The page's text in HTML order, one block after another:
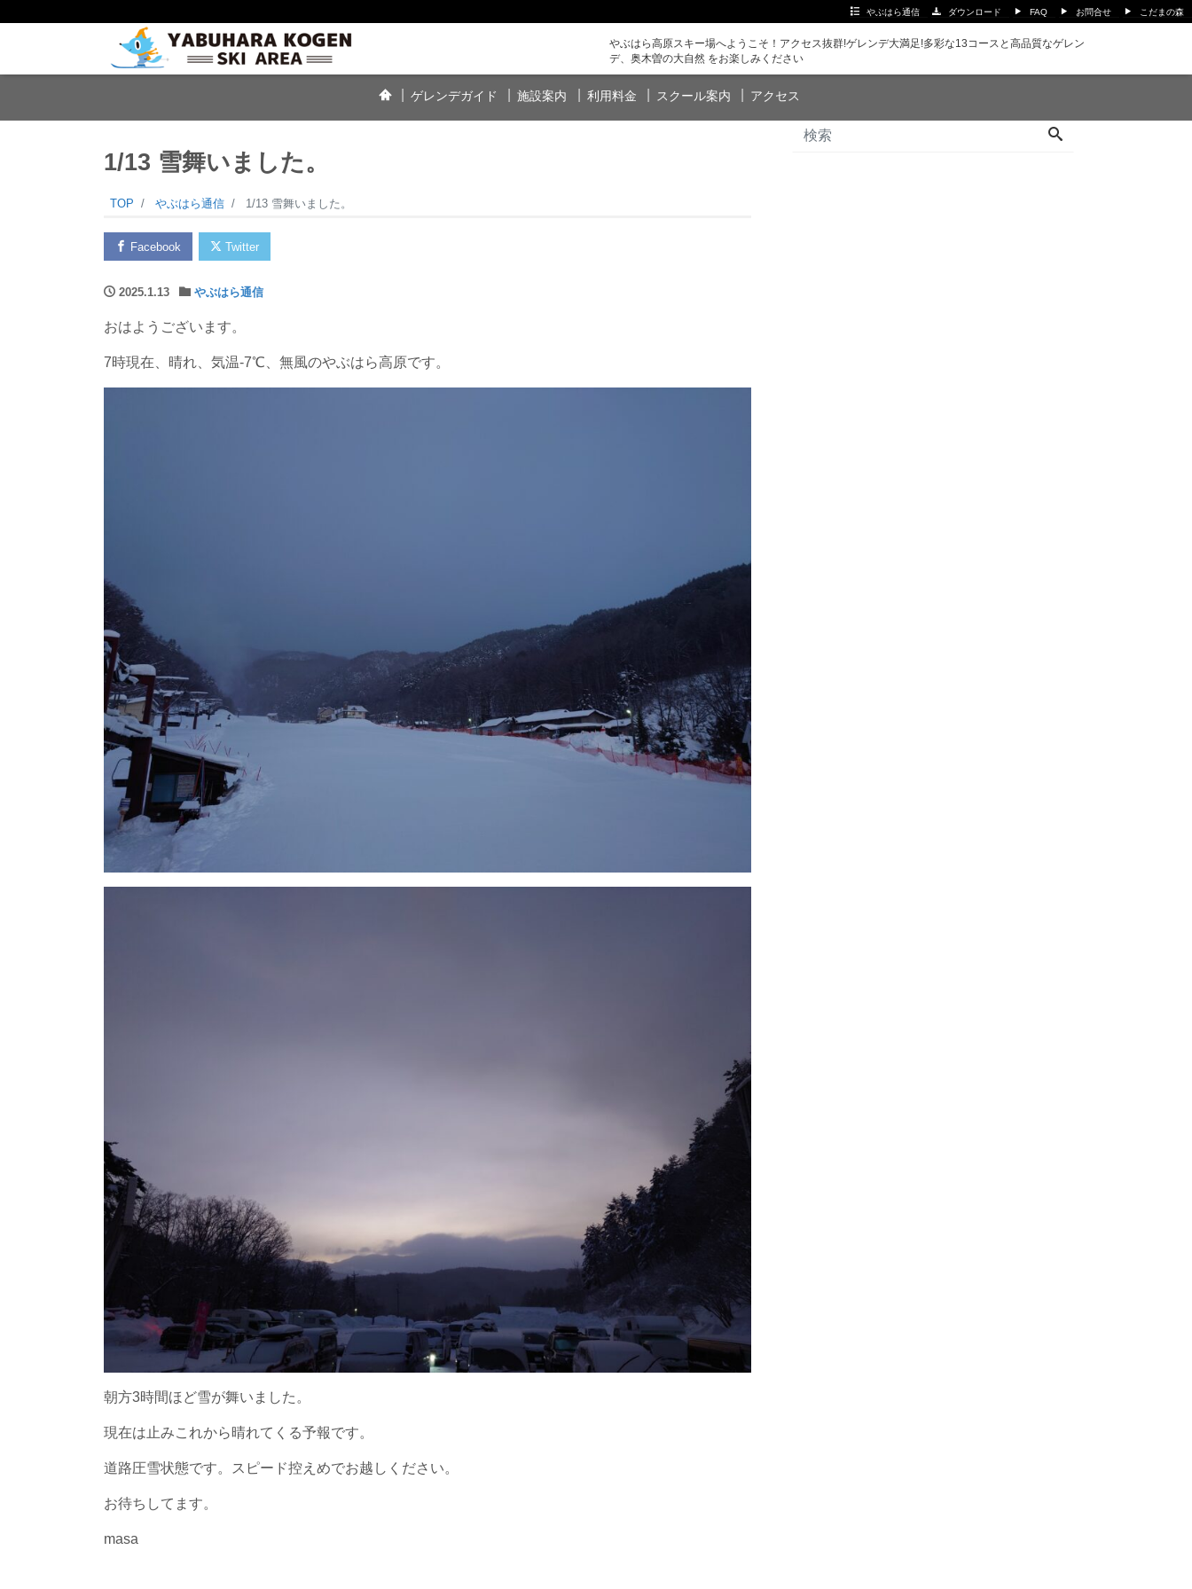
やぶはら通信 ダウンロード FAQ お問合せ こだまの森
やぶはら高原スキー場へようこそ！アクセス抜群!ゲレンデ大満足!多彩な13コースと高品質なゲレン
デ、奥木曽の大自然 をお楽しみください
ゲレンデガイド 施設案内 利用料金 スクール案内 アクセス
1/13 雪舞いました。
TOP やぶはら通信 1/13 雪舞いました。
Facebook Twitter
2025.1.13 やぶはら通信
おはようございます。
7時現在、晴れ、気温-7℃、無風のやぶはら高原です。
朝方3時間ほど雪が舞いました。
現在は止みこれから晴れてくる予報です。
道路圧雪状態です。スピード控えめでお越しください。
お待ちしてます。
masa